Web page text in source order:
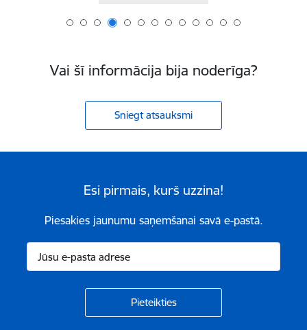
Vai šī informācija bija noderīga?
Sniegt atsauksmi
Esi pirmais, kurš uzzina!
Piesakies jaunumu saņemšanai savā e-pastā.